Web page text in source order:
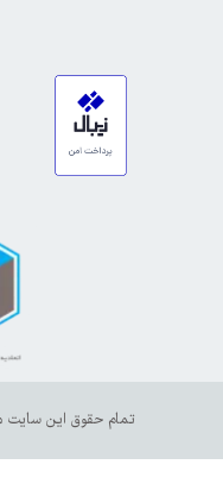
تمام حقوق این سایت